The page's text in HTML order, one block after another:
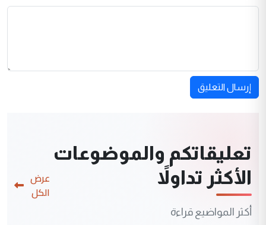
إرسال التعليق
تعليقاتكم والموضوعات
الأكثر تداولاً
أكثر المواضيع قراءة
عرض
الكل